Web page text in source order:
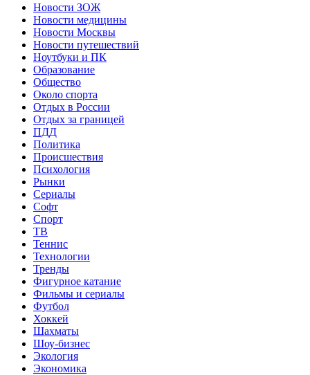
Новости ЗОЖ
Новости медицины
Новости Москвы
Новости путешествий
Ноутбуки и ПК
Образование
Общество
Около спорта
Отдых в России
Отдых за границей
ПДД
Политика
Происшествия
Психология
Рынки
Сериалы
Софт
Спорт
ТВ
Теннис
Технологии
Тренды
Фигурное катание
Фильмы и сериалы
Футбол
Хоккей
Шахматы
Шоу-бизнес
Экология
Экономика